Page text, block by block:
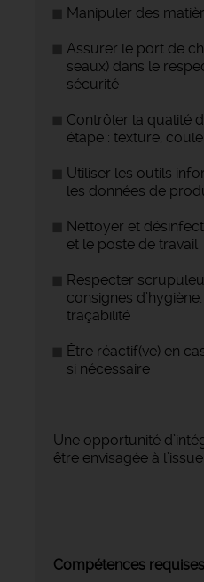
Manipuler des
Assurer le port de
seaux) dans le
sécurité
Contrôler la qualité
étape : texture,
Utiliser les outils
les données de
Nettoyer et
et le poste de travail
Respecter
consignes
traçabilité
Être réactif(ve) en
si nécessaire
Une opportunité
être envisagée à
Compétences requises